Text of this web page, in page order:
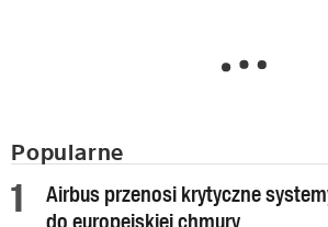
Popularne
Airbus przenosi krytyczne